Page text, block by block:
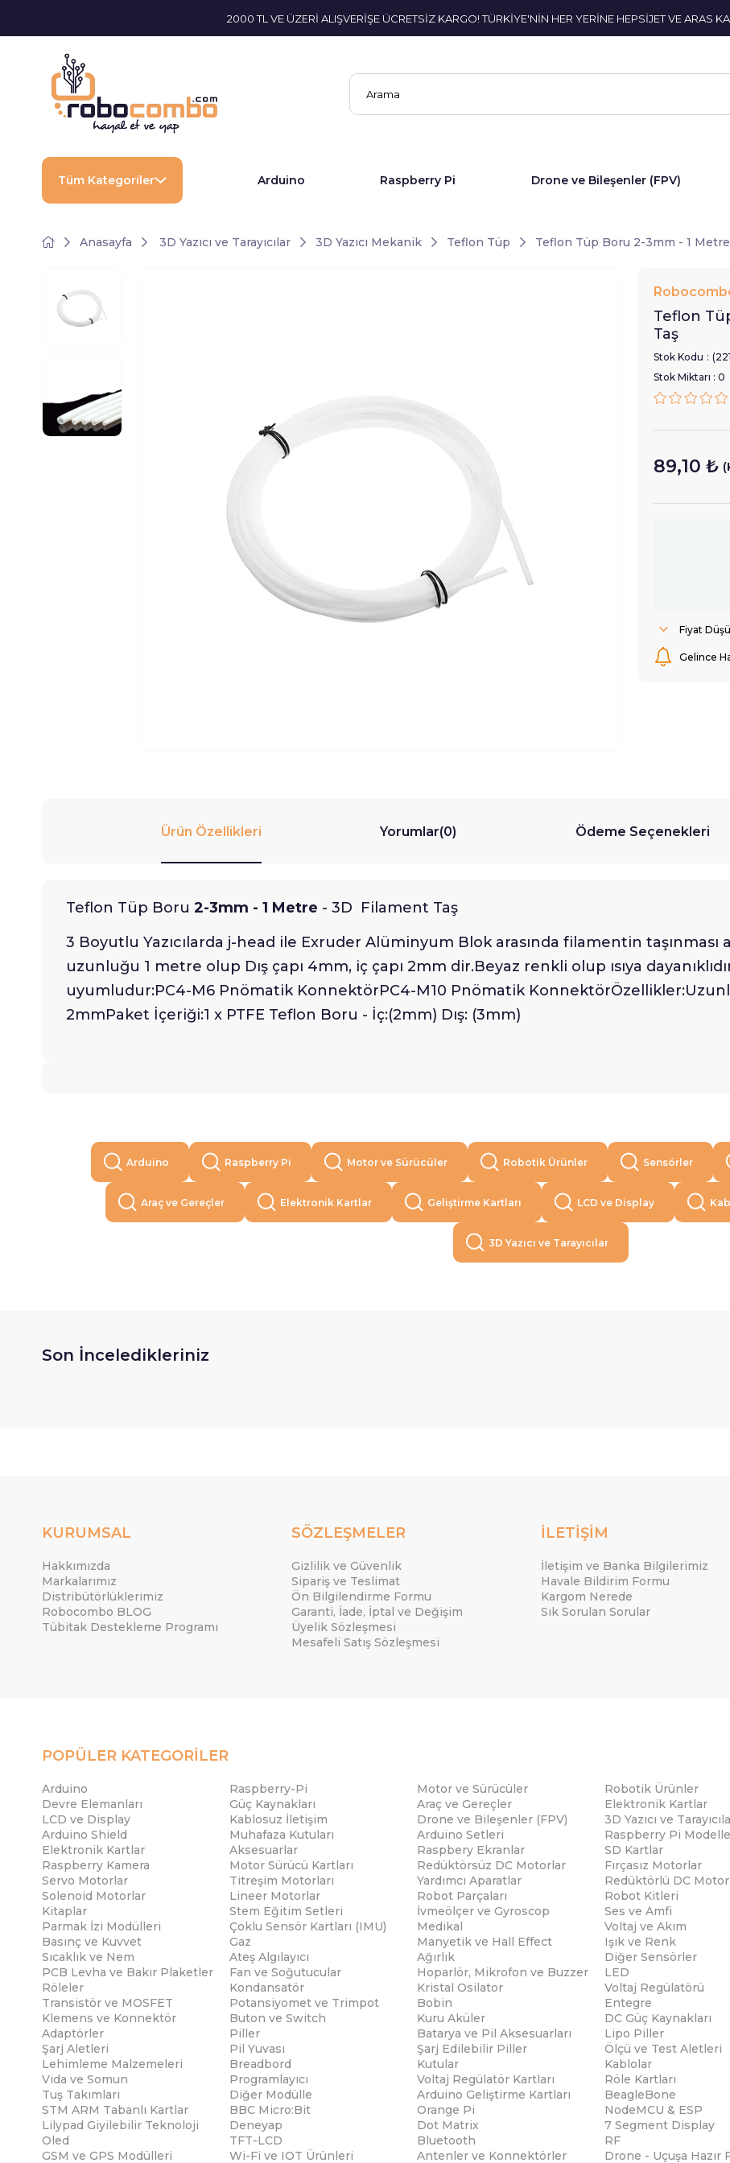
2000 TL VE ÜZERİ ALIŞVERİŞE ÜCRETSİZ KARGO! TÜRKİYE'NİN HER YERİNE HEPSİJET VE ARAS
Tüm Kategoriler Arduino Raspberry Pi Drone ve Bileşenler (FPV)
Anasayfa 3D Yazıcı ve Tarayıcılar 3D Yazıcı Mekanik Teflon Tüp Teflon Tüp Boru 2-3mm - 1
Teflon
Taş
Stok Kodu
Stok Miktarı : 0
89,10 ₺
Fiyat
Gelince
Ürün Özellikleri Yorumlar(0) Ödeme Seçenekleri
Teflon Tüp Boru 2-3mm - 1 Metre - 3D Filament Taş
3 Boyutlu Yazıcılarda j-head ile Exruder Alüminyum Blok arasında filamentin taşınması
uzunluğu 1 metre olup Dış çapı 4mm, iç çapı 2mm dir.Beyaz renkli olup ısıya
uyumludur:PC4-M6 Pnömatik KonnektörPC4-M10 Pnömatik
2mmPaket İçeriği:1 x PTFE Teflon Boru - İç:(2mm) Dış: (3mm)
Arduino Raspberry Pi Motor ve Sürücüler Robotik Ürünler Sensörler
Araç ve Gereçler Elektronik Kartlar Geliştirme Kartları LCD ve Display
3D Yazıcı ve Tarayıcılar
Son İnceledikleriniz
KURUMSAL
Hakkımızda
Markalarımız
Distribütörlüklerimiz
Robocombo BLOG
Tübitak Destekleme Programı
SÖZLEŞMELER
Gizlilik ve Güvenlik
Sipariş ve Teslimat
Ön Bilgilendirme Formu
Garanti, İade, İptal ve Değişim
Üyelik Sözleşmesi
Mesafeli Satış Sözleşmesi
İLETİŞİM
İletişim ve Banka Bilgilerimiz
Havale Bildirim Formu
Kargom Nerede
Sık Sorulan Sorular
POPÜLER KATEGORİLER
Arduino Raspberry-Pi Motor ve Sürücüler Robotik Ürünler
Devre Elemanları
Güç Kaynakları Araç ve Gereçler Elektronik Kartlar
LCD ve Display
Kablosuz İletişim Drone ve Bileşenler (FPV) 3D Yazıcı ve
Arduino Shield
Muhafaza Kutuları Arduino Setleri Raspberry Pi
Elektronik Kartlar
Aksesuarlar Raspbery Ekranlar SD Kartlar
Raspberry Kamera
Motor Sürücü Kartları Redüktörsüz DC Motorlar Fırçasız Motorlar
Servo Motorlar
Titreşim Motorları Yardımcı Aparatlar Redüktörlü DC
Solenoid Motorlar
Lineer Motorlar Robot Parçaları Robot Kitleri
Kitaplar
Stem Eğitim Setleri İvmeölçer ve Gyroscop Ses ve Amfi
Parmak İzi Modülleri
Çoklu Sensör Kartları (IMU) Medikal Voltaj ve Akım
Basınç ve Kuvvet
Gaz Manyetik ve Hall Effect Işık ve Renk
Sıcaklık ve Nem
Ateş Algılayıcı Ağırlık Diğer Sensörler
PCB Levha ve Bakır Plaketler
Fan ve Soğutucular Hoparlör, Mikrofon ve Buzzer LED
Röleler
Kondansatör Kristal Osilator Voltaj Regülatörü
Transistör ve MOSFET
Potansiyomet ve Trimpot Bobin Entegre
Klemens ve Konnektör
Buton ve Switch Kuru Aküler DC Güç Kaynakları
Adaptörler
Piller Batarya ve Pil Aksesuarları Lipo Piller
Şarj Aletleri
Pil Yuvası Şarj Edilebilir Piller Ölçü ve Test Aletleri
Lehimleme Malzemeleri
Breadbord Kutular Kablolar
Vida ve Somun
Programlayıcı Voltaj Regülatör Kartları Röle Kartları
Tuş Takımları
Diğer Modülle Arduino Geliştirme Kartları BeagleBone
STM ARM Tabanlı Kartlar
BBC Micro:Bit Orange Pi NodeMCU & ESP
Lilypad Giyilebilir Teknoloji
Deneyap Dot Matrix 7 Segment Display
Oled
TFT-LCD Bluetooth RF
GSM ve GPS Modülleri
Wi-Fi ve IOT Ürünleri Antenler ve Konnektörler Drone - Uçuşa Hazır